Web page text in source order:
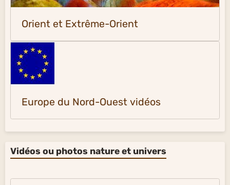
Orient et Extrême-Orient
Europe du Nord-Ouest vidéos
Vidéos ou photos nature et univers